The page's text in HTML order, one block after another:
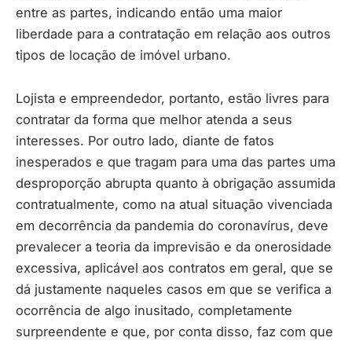
entre as partes, indicando então uma maior
liberdade para a contratação em relação aos outros
tipos de locação de imóvel urbano.
Lojista e empreendedor, portanto, estão livres para
contratar da forma que melhor atenda a seus
interesses. Por outro lado, diante de fatos
inesperados e que tragam para uma das partes uma
desproporção abrupta quanto à obrigação assumida
contratualmente, como na atual situação vivenciada
em decorrência da pandemia do coronavírus, deve
prevalecer a teoria da imprevisão e da onerosidade
excessiva, aplicável aos contratos em geral, que se
dá justamente naqueles casos em que se verifica a
ocorrência de algo inusitado, completamente
surpreendente e que, por conta disso, faz com que